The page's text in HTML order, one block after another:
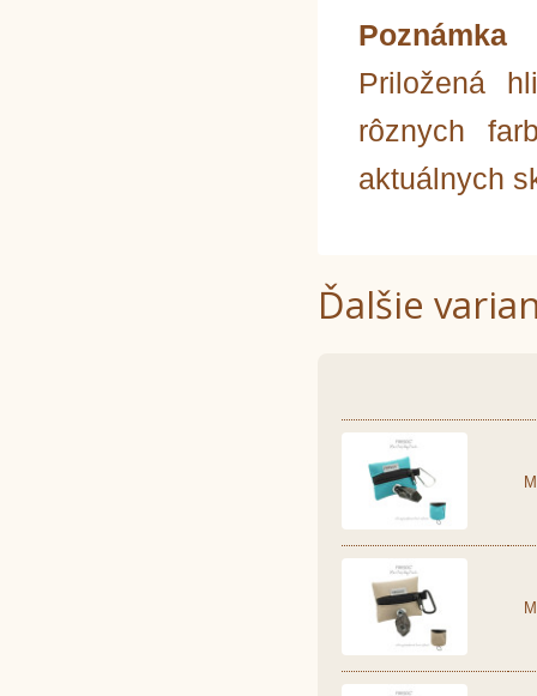
Poznámka
Priložená
rôznych
aktuálnych
Ďalšie